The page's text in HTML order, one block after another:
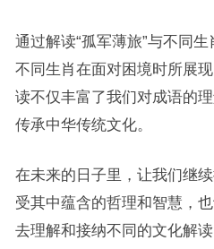
通过解读“孤军薄旅”与不同
不同生肖在面对困境时所展
读不仅丰富了我们对成语的
传承中华传统文化。
在未来的日子里，让我们继
受其中蕴含的哲理和智慧，
去理解和接纳不同的文化解